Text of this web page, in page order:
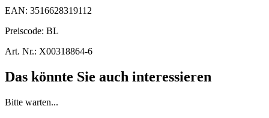
EAN: 3516628319112
Preiscode: BL
Art. Nr.: X00318864-6
Das könnte Sie auch interessieren
Bitte warten...